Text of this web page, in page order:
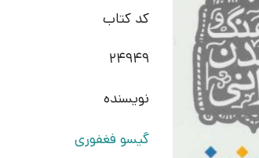
کد کتاب
24949
نویسنده
گیسو فغفوری